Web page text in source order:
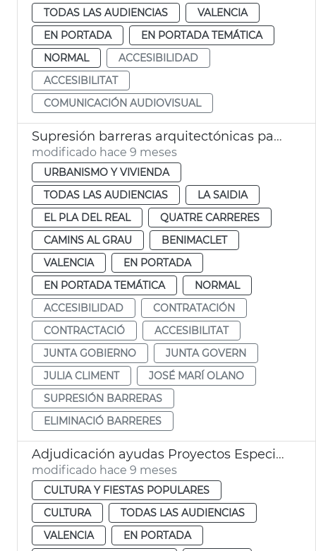
TODAS LAS AUDIENCIAS
VALENCIA
EN PORTADA
EN PORTADA TEMÁTICA
NORMAL
ACCESIBILIDAD
ACCESIBILITAT
COMUNICACIÓN AUDIOVISUAL
Supresión barreras arquitectónicas paso de peatones València
modificado hace 9 meses
URBANISMO Y VIVIENDA
TODAS LAS AUDIENCIAS
LA SAIDIA
EL PLA DEL REAL
QUATRE CARRERES
CAMINS AL GRAU
BENIMACLET
VALENCIA
EN PORTADA
EN PORTADA TEMÁTICA
NORMAL
ACCESIBILIDAD
CONTRATACIÓN
CONTRACTACIÓ
ACCESIBILITAT
JUNTA GOBIERNO
JUNTA GOVERN
JULIA CLIMENT
JOSÉ MARÍ OLANO
SUPRESIÓN BARRERAS
ELIMINACIÓ BARRERES
Adjudicación ayudas Proyectos Especial Interés 2025
modificado hace 9 meses
CULTURA Y FIESTAS POPULARES
CULTURA
TODAS LAS AUDIENCIAS
VALENCIA
EN PORTADA